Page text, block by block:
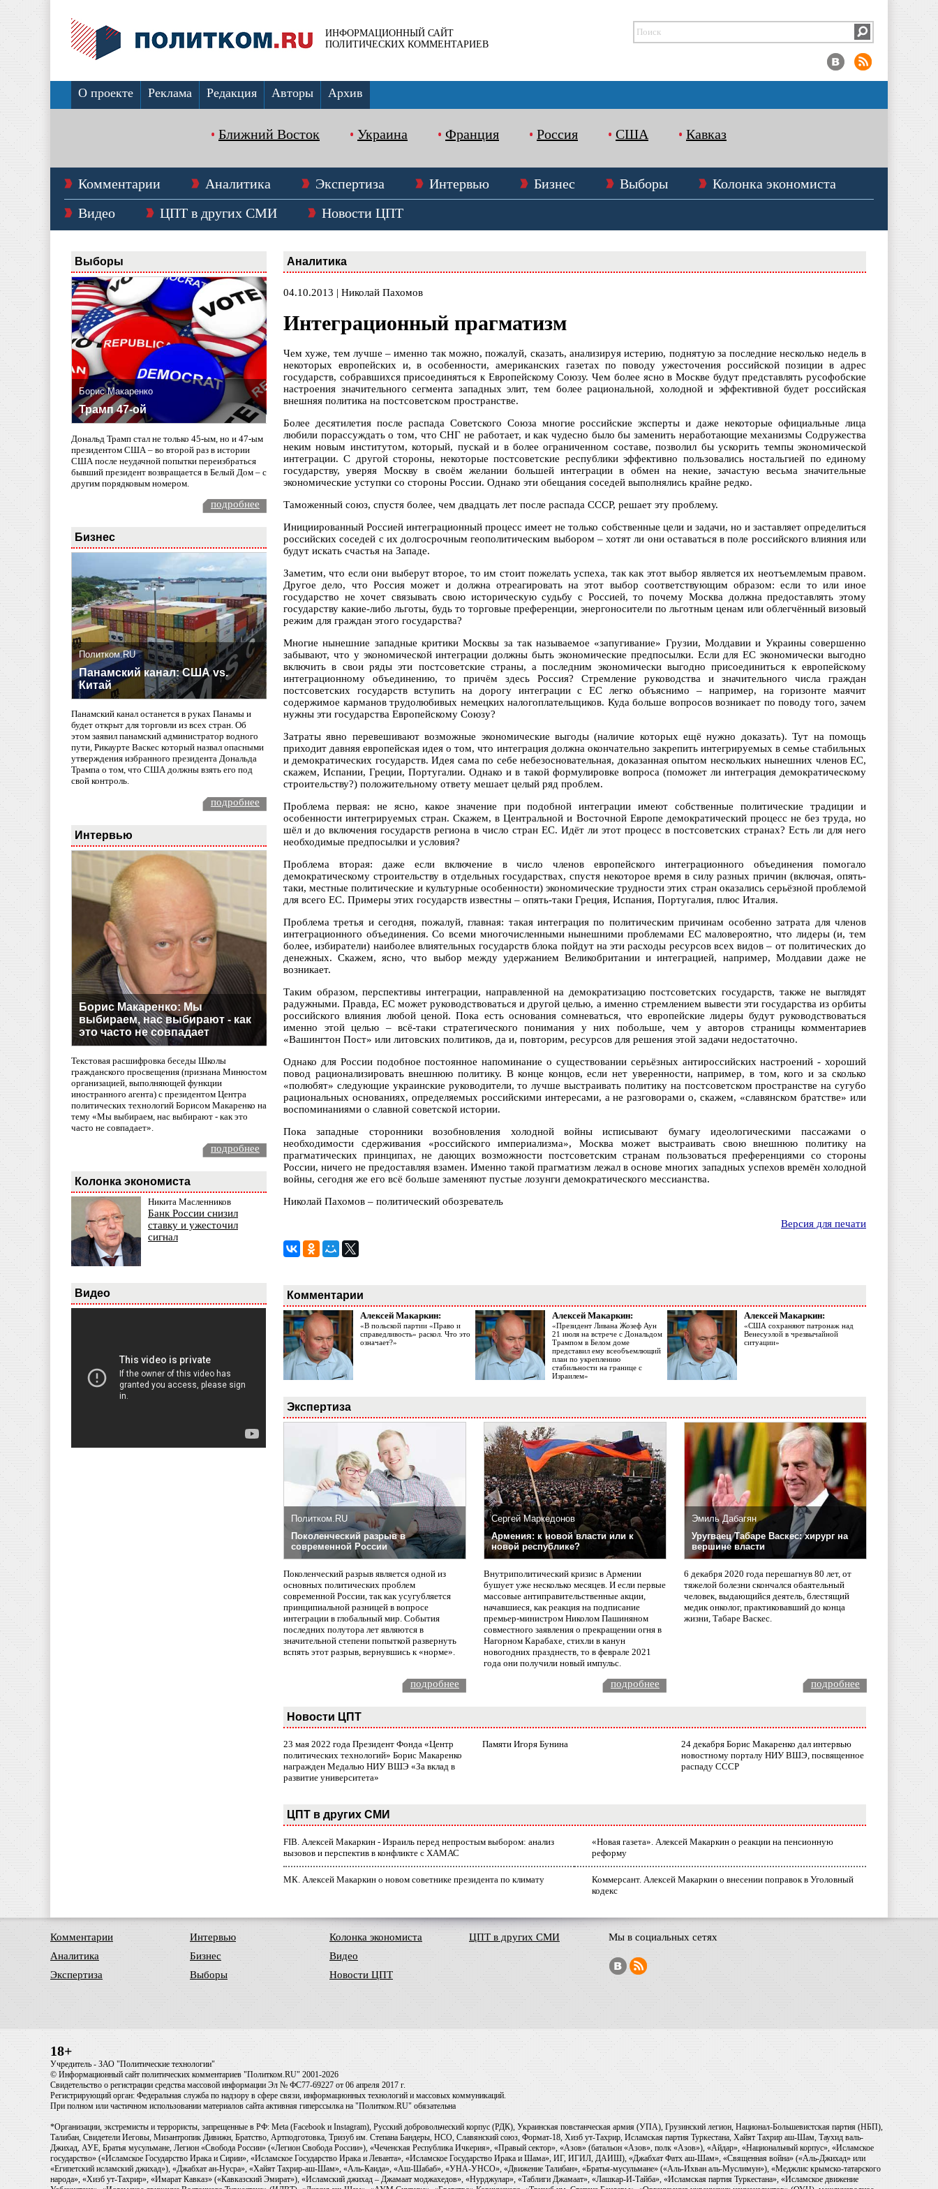
ИНФОРМАЦИОННЫЙ САЙТ
ПОЛИТИЧЕСКИХ КОММЕНТАРИЕВ
О проекте Реклама Редакция Авторы Архив
Ближний Восток Украина Франция Россия США Кавказ
Комментарии Аналитика Экспертиза Интервью Бизнес Выборы
Колонка экономиста
Видео
ЦПТ в других СМИ Новости ЦПТ
Выборы
Борис Макаренко
Трамп 47-ой
Дональд Трамп стал не только 45-ым, но и 47-ым
президентом США – во второй раз в истории
США после неудачной попытки переизбраться
бывший президент возвращается в Белый Дом – с
другим порядковым номером.
подробнее
Бизнес
Политком.RU
Панамский канал: США vs.
Китай
Панамский канал останется в руках Панамы и
будет открыт для торговли из всех стран. Об
этом заявил панамский администратор водного
пути, Рикаурте Васкес который назвал опасными
утверждения избранного президента Дональда
Трампа о том, что США должны взять его под
свой контроль.
подробнее
Интервью
Борис Макаренко: Мы
выбираем, нас выбирают - как
это часто не совпадает
Текстовая расшифровка беседы Школы
гражданского просвещения (признана Минюстом
организацией, выполняющей функции
иностранного агента) с президентом Центра
политических технологий Борисом Макаренко на
тему «Мы выбираем, нас выбирают - как это
часто не совпадает».
подробнее
Колонка экономиста
Никита Масленников
Банк России снизил
ставку и ужесточил
сигнал
Видео
Аналитика
04.10.2013 | Николай Пахомов
Интеграционный прагматизм
Чем хуже, тем лучше – именно так можно, пожалуй, сказать, анализируя истерию, поднятую за последние несколько недель в
некоторых европейских и, в особенности, американских газетах по поводу ужесточения российской позиции в адрес
государств, собравшихся присоединяться к Европейскому Союзу. Чем более ясно в Москве будут представлять русофобские
настроения значительного сегмента западных элит, тем более рациональной, холодной и эффективной будет российская
внешняя политика на постсоветском пространстве.
Более десятилетия после распада Советского Союза многие российские эксперты и даже некоторые официальные лица
любили порассуждать о том, что СНГ не работает, и как чудесно было бы заменить неработающие механизмы Содружества
неким новым институтом, который, пускай и в более ограниченном составе, позволил бы ускорить темпы экономической
интеграции. С другой стороны, некоторые постсоветские республики эффективно пользовались ностальгией по единому
государству, уверяя Москву в своём желании большей интеграции в обмен на некие, зачастую весьма значительные
экономические уступки со стороны России. Однако эти обещания соседей выполнялись крайне редко.
Таможенный союз, спустя более, чем двадцать лет после распада СССР, решает эту проблему.
Инициированный Россией интеграционный процесс имеет не только собственные цели и задачи, но и заставляет определиться
российских соседей с их долгосрочным геополитическим выбором – хотят ли они оставаться в поле российского влияния или
будут искать счастья на Западе.
Заметим, что если они выберут второе, то им стоит пожелать успеха, так как этот выбор является их неотъемлемым правом.
Другое дело, что Россия может и должна отреагировать на этот выбор соответствующим образом: если то или иное
государство не хочет связывать свою историческую судьбу с Россией, то почему Москва должна предоставлять этому
государству какие-либо льготы, будь то торговые преференции, энергоносители по льготным ценам или облегчённый визовый
режим для граждан этого государства?
Многие нынешние западные критики Москвы за так называемое «запугивание» Грузии, Молдавии и Украины совершенно
забывают, что у экономической интеграции должны быть экономические предпосылки. Если для ЕС экономически выгодно
включить в свои ряды эти постсоветские страны, а последним экономически выгодно присоединиться к европейскому
интеграционному объединению, то причём здесь Россия? Стремление руководства и значительного числа граждан
постсоветских государств вступить на дорогу интеграции с ЕС легко объяснимо – например, на горизонте маячит
содержимое карманов трудолюбивых немецких налогоплательщиков. Куда больше вопросов возникает по поводу того, зачем
нужны эти государства Европейскому Союзу?
Затраты явно перевешивают возможные экономические выгоды (наличие которых ещё нужно доказать). Тут на помощь
приходит давняя европейская идея о том, что интеграция должна окончательно закрепить интегрируемых в семье стабильных
и демократических государств. Идея сама по себе небезосновательная, доказанная опытом нескольких нынешних членов ЕС,
скажем, Испании, Греции, Португалии. Однако и в такой формулировке вопроса (поможет ли интеграция демократическому
строительству?) положительному ответу мешает целый ряд проблем.
Проблема первая: не ясно, какое значение при подобной интеграции имеют собственные политические традиции и
особенности интегрируемых стран. Скажем, в Центральной и Восточной Европе демократический процесс не без труда, но
шёл и до включения государств региона в число стран ЕС. Идёт ли этот процесс в постсоветских странах? Есть ли для него
необходимые предпосылки и условия?
Проблема вторая: даже если включение в число членов европейского интеграционного объединения помогало
демократическому строительству в отдельных государствах, спустя некоторое время в силу разных причин (включая, опять-
таки, местные политические и культурные особенности) экономические трудности этих стран оказались серьёзной проблемой
для всего ЕС. Примеры этих государств известны – опять-таки Греция, Испания, Португалия, плюс Италия.
Проблема третья и сегодня, пожалуй, главная: такая интеграция по политическим причинам особенно затрата для членов
интеграционного объединения. Со всеми многочисленными нынешними проблемами ЕС маловероятно, что лидеры (и, тем
более, избиратели) наиболее влиятельных государств блока пойдут на эти расходы ресурсов всех видов – от политических до
денежных. Скажем, ясно, что выбор между удержанием Великобритании и интеграцией, например, Молдавии даже не
возникает.
Таким образом, перспективы интеграции, направленной на демократизацию постсоветских государств, также не выглядят
радужными. Правда, ЕС может руководствоваться и другой целью, а именно стремлением вывести эти государства из орбиты
российского влияния любой ценой. Пока есть основания сомневаться, что европейские лидеры будут руководствоваться
именно этой целью – всё-таки стратегического понимания у них побольше, чем у авторов страницы комментариев
«Вашингтон Пост» или литовских политиков, да и, повторим, ресурсов для решения этой задачи недостаточно.
Однако для России подобное постоянное напоминание о существовании серьёзных антироссийских настроений - хороший
повод рационализировать внешнюю политику. В конце концов, если нет уверенности, например, в том, кого и за сколько
«полюбят» следующие украинские руководители, то лучше выстраивать политику на постсоветском пространстве на сугубо
рациональных основаниях, определяемых российскими интересами, а не разговорами о, скажем, «славянском братстве» или
воспоминаниями о славной советской истории.
Пока западные сторонники возобновления холодной войны исписывают бумагу идеологическими пассажами о
необходимости сдерживания «российского империализма», Москва может выстраивать свою внешнюю политику на
прагматических принципах, не дающих возможности постсоветским странам пользоваться преференциями со стороны
России, ничего не предоставляя взамен. Именно такой прагматизм лежал в основе многих западных успехов времён холодной
войны, сегодня же его всё больше заменяют пустые лозунги демократического мессианства.
Николай Пахомов – политический обозреватель
Версия для печати
Комментарии
Алексей Макаркин:
«В польской партии «Право и
справедливость» раскол. Что это
означает?»
Алексей Макаркин:
«Президент Ливана Жозеф Аун
21 июля на встрече с Дональдом
Трампом в Белом доме
представил ему всеобъемлющий
план по укреплению
стабильности на границе с
Израилем»
Алексей Макаркин:
«США сохраняют патронаж над
Венесуэлой в чрезвычайной
ситуации»
Экспертиза
Политком.RU
Поколенческий разрыв в
современной России
Поколенческий разрыв является одной из
основных политических проблем
современной России, так как усугубляется
принципиальной разницей в вопросе
интеграции в глобальный мир. События
последних полутора лет являются в
значительной степени попыткой развернуть
вспять этот разрыв, вернувшись к «норме».
Сергей Маркедонов
Армения: к новой власти или к
новой республике?
Внутриполитический кризис в Армении
бушует уже несколько месяцев. И если первые
массовые антиправительственные акции,
начавшиеся, как реакция на подписание
премьер-министром Николом Пашиняном
совместного заявления о прекращении огня в
Нагорном Карабахе, стихли в канун
новогодних празднеств, то в феврале 2021
года они получили новый импульс.
Эмиль Дабагян
Уругваец Табаре Васкес: хирург на
вершине власти
6 декабря 2020 года перешагнув 80 лет, от
тяжелой болезни скончался обаятельный
человек, выдающийся деятель, блестящий
медик онколог, практиковавший до конца
жизни, Табаре Васкес.
подробнее подробнее подробнее
Новости ЦПТ
23 мая 2022 года Президент Фонда «Центр
политических технологий» Борис Макаренко
награжден Медалью НИУ ВШЭ «За вклад в
развитие университета»
Памяти Игоря Бунина
24 декабря Борис Макаренко дал интервью
новостному порталу НИУ ВШЭ, посвященное
распаду СССР
ЦПТ в других СМИ
FIB. Алексей Макаркин - Израиль перед непростым выбором: анализ
вызовов и перспектив в конфликте с ХАМАС
«Новая газета». Алексей Макаркин о реакции на пенсионную
реформу
МК. Алексей Макаркин о новом советнике президента по климату
Коммерсант. Алексей Макаркин о внесении поправок в Уголовный
кодекс
Комментарии
Аналитика
Экспертиза
Интервью
Бизнес
Выборы
Колонка экономиста
Видео
Новости ЦПТ
ЦПТ в других СМИ Мы в социальных сетях
18+
Учредитель - ЗАО "Политические технологии"
© Информационный сайт политических комментариев "Политком.RU" 2001-2026
Свидетельство о регистрации средства массовой информации Эл № ФС77-69227 от 06 апреля 2017 г.
Регистрирующий орган: Федеральная служба по надзору в сфере связи, информационных технологий и массовых коммуникаций.
При полном или частичном использовании материалов сайта активная гиперссылка на "Политком.RU" обязательна
*Организации, экстремисты и террористы, запрещенные в РФ: Meta (Facebook и Instagram), Русский добровольческий корпус (РДК), Украинская повстанческая армия (УПА), Грузинский легион, Национал-Большевистская партия (НБП),
Талибан, Свидетели Иеговы, Мизантропик Дивижн, Братство, Артподготовка, Тризуб им. Степана Бандеры, НСО, Славянский союз, Формат-18, Хизб ут-Тахрир, Исламская партия Туркестана, Хайят Тахрир аш-Шам, Таухид валь-
Джихад, АУЕ, Братья мусульмане, Легион «Свобода России» («Легион Свобода России»), «Чеченская Республика Ичкерия», «Правый сектор», «Азов» (батальон «Азов», полк «Азов»), «Айдар», «Национальный корпус», «Исламское
государство» («Исламское Государство Ирака и Сирии», «Исламское Государство Ирака и Леванта», «Исламское Государство Ирака и Шама», ИГ, ИГИЛ, ДАИШ), «Джабхат Фатх аш-Шам», «Священная война» («Аль-Джихад» или
«Египетский исламский джихад»), «Джабхат ан-Нусра», «Хайят Тахрир-аш-Шам», «Аль-Каида», «Аш-Шабаб», «УНА-УНСО», «Движение Талибан», «Братья-мусульмане» («Аль-Ихван аль-Муслимун»), «Меджлис крымско-татарского
народа», «Хизб ут-Тахрир», «Имарат Кавказ» («Кавказский Эмират»), «Исламский джихад – Джамаат моджахедов», «Нурджулар», «Таблиги Джамаат», «Лашкар-И-Тайба», «Исламская партия Туркестана», «Исламское движение